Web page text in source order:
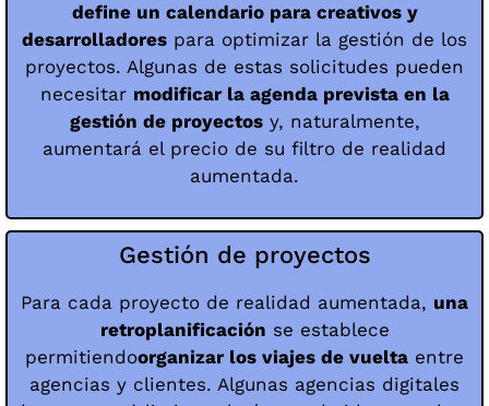
define un calendario para creativos y
desarrolladores para optimizar la gestión de los
proyectos. Algunas de estas solicitudes pueden
necesitar modificar la agenda prevista en la
gestión de proyectosy, naturalmente,
aumentará el precio de su filtro de realidad
aumentada.
Gestión de proyectos
Para cada proyecto de realidad aumentada, una
retroplanificación se establece
permitiendoorganizar los viajes de vuelta entre
agencias y clientes. Algunas agencias digitales